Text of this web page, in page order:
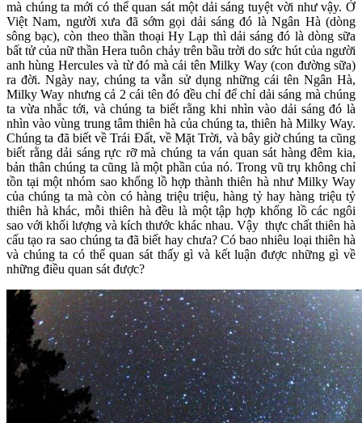
mà chúng ta mới có thể quan sát một dải sáng tuyệt vời như vậy. Ở
Việt Nam, người xưa đã sớm gọi dải sáng đó là Ngân Hà (dòng
sông bạc), còn theo thần thoại Hy Lạp thì dải sáng đó là dòng sữa
bất tử của nữ thần Hera tuôn chảy trên bầu trời do sức hút của người
anh hùng Hercules và từ đó mà cái tên Milky Way (con đường sữa)
ra đời. Ngày nay, chúng ta vẫn sử dụng những cái tên Ngân Hà,
Milky Way nhưng cả 2 cái tên đó đều chỉ để chỉ dải sáng mà chúng
ta vừa nhắc tới, và chúng ta biết rằng khi nhìn vào dải sáng đó là
nhìn vào vùng trung tâm thiên hà của chúng ta, thiên hà Milky Way.
Chúng ta đã biết về Trái Đất, về Mặt Trời, và bây giờ chúng ta cũng
biết rằng dải sáng rực rỡ mà chúng ta ván quan sát hàng đêm kia,
bản thân chúng ta cũng là một phần của nó. Trong vũ trụ không chỉ
tồn tại một nhóm sao khổng lồ hợp thành thiên hà như Milky Way
của chúng ta mà còn có hàng triệu triệu, hàng tỷ hay hàng triệu tỷ
thiên hà khác, mỗi thiên hà đều là một tập hợp khổng lồ các ngôi
sao với khối lượng và kích thước khác nhau. Vậy thực chất thiên hà
cấu tạo ra sao chúng ta đã biết hay chưa? Có bao nhiêu loại thiên hà
và chúng ta có thể quan sát thấy gì và kết luận được những gì về
những điều quan sát được?